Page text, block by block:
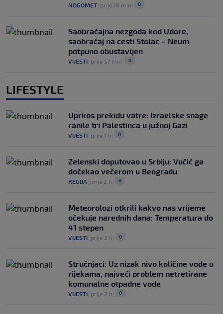
NOGOMET prije 18 min 0
Saobraćajna nezgoda kod Udore,
saobraćaj na cesti Stolac – Neum
potpuno obustavljen
VIJESTI prije 57 min 0
LIFESTYLE
Uprkos prekidu vatre: Izraelske snage
ranile tri Palestinca u južnoj Gazi
VIJESTI prije 1 h 0
Zelenski doputovao u Srbiju: Vučić ga
dočekao večerom u Beogradu
REGIJA prije 2 h 0
Meteorolozi otkrili kakvo nas vrijeme
očekuje narednih dana: Temperatura do
41 stepen
VIJESTI prije 2 h 0
Stručnjaci: Uz nizak nivo količine vode u
rijekama, najveći problem netretirane
komunalne otpadne vode
VIJESTI prije 2 h 0